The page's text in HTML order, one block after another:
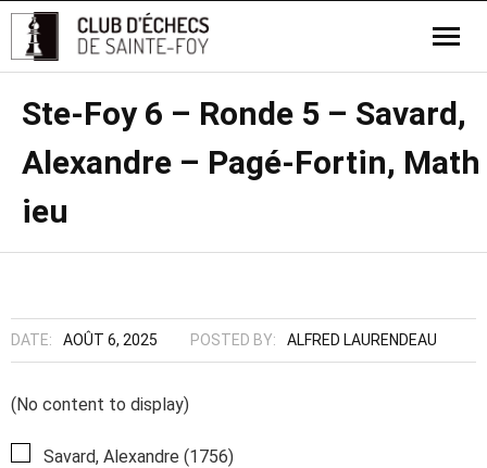
Ste-Foy 6 – Ronde 5 – Savard,
Alexandre – Pagé-Fortin, Math
ieu
DATE: AOÛT 6, 2025 POSTED BY: ALFRED LAURENDEAU
(No content to display)
Savard, Alexandre (1756)